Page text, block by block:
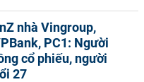
nhà Vingroup,
PC1: Người
cổ phiếu, người
27